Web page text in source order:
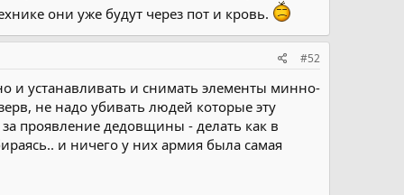
они уже будут через пот и кровь.
#52
и устанавливать и снимать элементы минно-
не надо убивать людей которые эту
проявление дедовщины - делать как в
и ничего у них армия была самая